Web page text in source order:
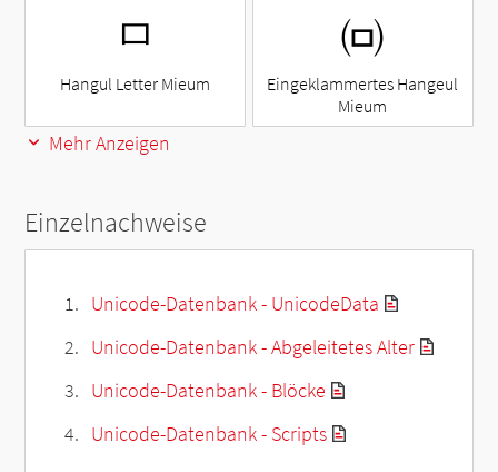
ㅁ
Hangul Letter Mieum
㈄
Eingeklammertes Hangeul
Mieum
Mehr Anzeigen
Einzelnachweise
Unicode-Datenbank - UnicodeData
Unicode-Datenbank - Abgeleitetes Alter
Unicode-Datenbank - Blöcke
Unicode-Datenbank - Scripts